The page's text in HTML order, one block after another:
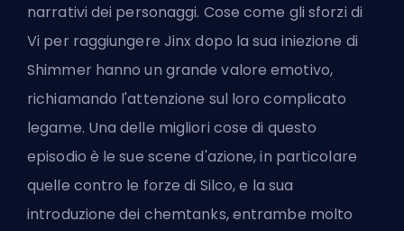
narrativi dei personaggi. Cose come gli sforzi di
Vi per raggiungere Jinx dopo la sua iniezione di
Shimmer hanno un grande valore emotivo,
richiamando l'attenzione sul loro complicato
legame. Una delle migliori cose di questo
episodio è le sue scene d'azione, in particolare
quelle contro le forze di Silco, e la sua
introduzione dei chemtanks, entrambe molto